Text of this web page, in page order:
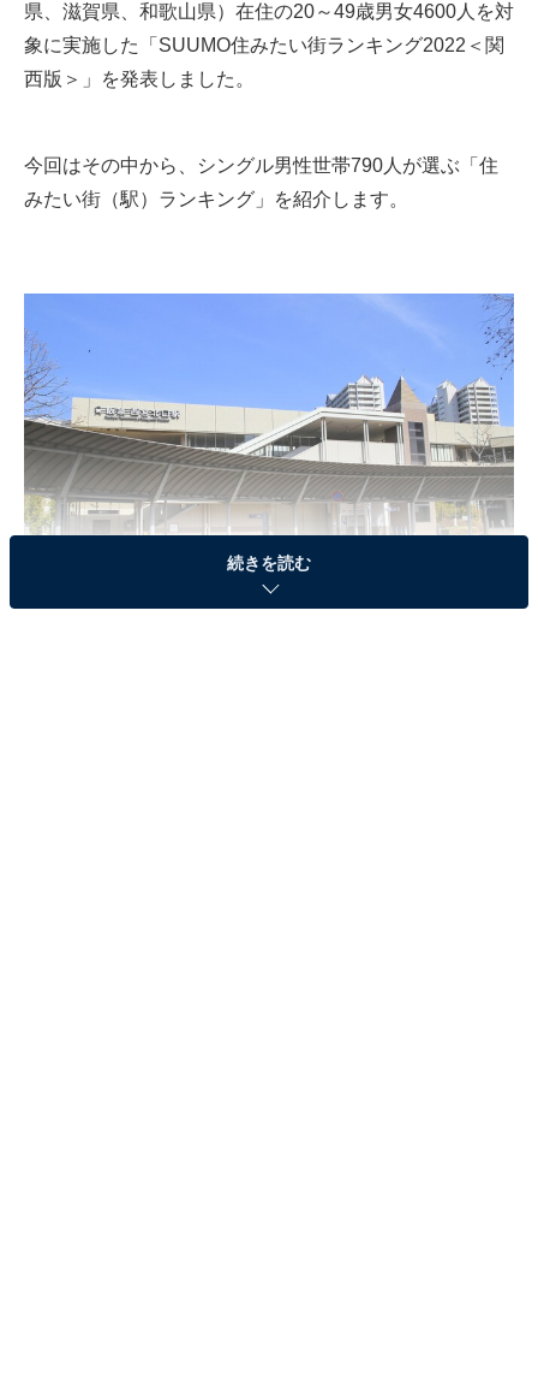
県、滋賀県、和歌山県）在住の20～49歳男女4600人を対
象に実施した「SUUMO住みたい街ランキング2022＜関
西版＞」を発表しました。
今回はその中から、シングル男性世帯790人が選ぶ「住
みたい街（駅）ランキング」を紹介します。
続きを読む